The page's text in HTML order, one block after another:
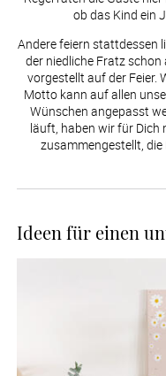
ob das Kind ein
Andere feiern stattdessen
der niedliche Fratz
vorgestellt auf der Feier.
Motto kann auf allen
Wünschen angepasst
läuft, haben wir für Dich
zusammengestellt, die
Ideen für einen